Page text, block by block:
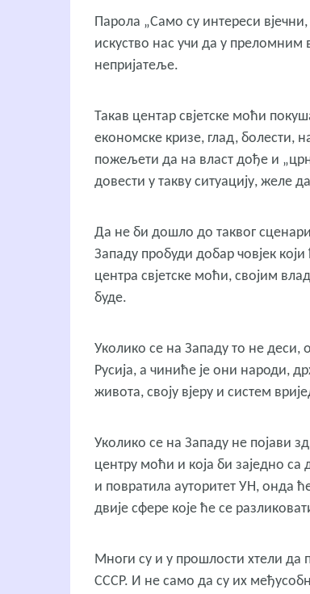
Парола „Само су интереси
искуство нас учи да у
непријатеље.
Такав центар свјетске моћи
економске кризе, глад, болести,
пожељети да на власт дође и
довести у такву ситуацију, желе
Да не би дошло до таквог
Западу пробуди добар човјек
центра свјетске моћи, својим
буде.
Уколико се на Западу то не деси,
Русија, а чиниће је они народи,
живота, своју вјеру и систем
Уколико се на Западу не појави
центру моћи и која би заједно
и повратила ауторитет УН, онда
двије сфере које ће се
Многи су и у прошлости хтели да
СССР. И не само да су их